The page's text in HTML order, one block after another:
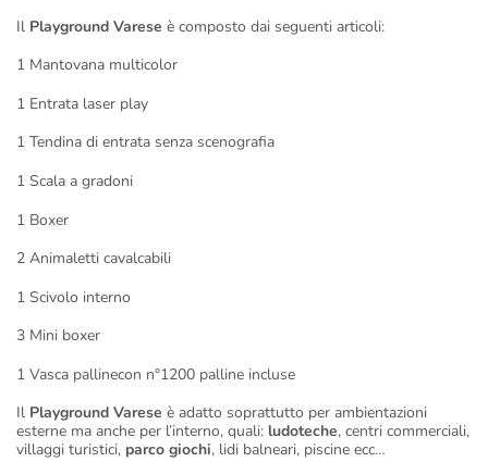
Il Playground Varese è composto dai seguenti articoli:
1 Mantovana multicolor
1 Entrata laser play
1 Tendina di entrata senza scenografia
1 Scala a gradoni
1 Boxer
2 Animaletti cavalcabili
1 Scivolo interno
3 Mini boxer
1 Vasca pallinecon n°1200 palline incluse
Il Playground Varese è adatto soprattutto per ambientazioni
esterne ma anche per l’interno, quali: ludoteche, centri commerciali,
villaggi turistici, parco giochi, lidi balneari, piscine ecc…